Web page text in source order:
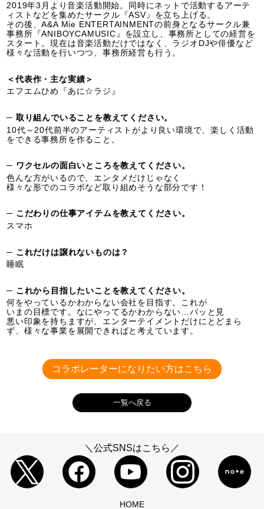
2019年3月より音楽活動開始。同時にネットで活動するアーテ
ィストなどを集めたサークル『ASV』を立ち上げる。
その後、A&A Mie ENTERTAINMENTの前身となるサークル兼
事務所『ANIBOYCAMUSIC』を設立し、事務所としての経営を
スタート。現在は音楽活動だけではなく、ラジオDJや俳優など
様々な活動を行いつつ、事務所経営も行う。
＜代表作・主な実績＞
エフエムひめ『あに☆ラジ』
─ 取り組んでいることを教えてください。
10代～20代前半のアーティストがより良い環境で、楽しく活動
をできる事務所を作ること。
─ ワクセルの面白いところを教えてください。
色んな方がいるので、エンタメだけじゃなく
様々な形でのコラボなど取り組めそうな部分です！
─ こだわりの仕事アイテムを教えてください。
スマホ
─ これだけは譲れないものは？
睡眠
─ これから目指したいことを教えてください。
何をやっているかわからない会社を目指す。これが
いまの目標です。なにやってるかわからない…パッと見
悪い印象を持ちますが、エンターテイメントだけにとどまら
ず、様々な事業を展開できればと考えています。
コラボレーターになりたい方はこちら
一覧へ戻る
＼公式SNSはこちら／
HOME